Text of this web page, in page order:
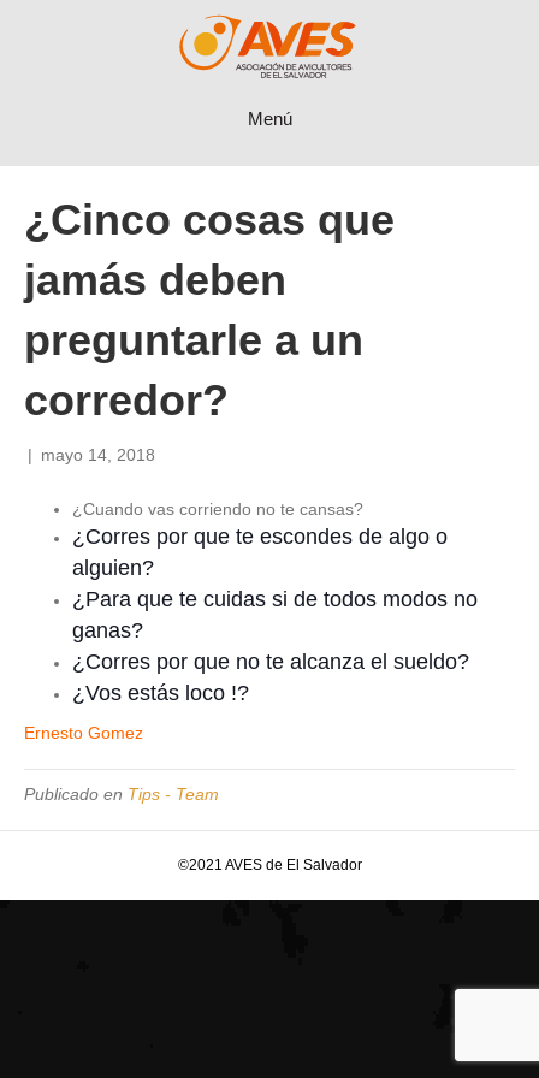
Menú
¿Cinco cosas que
jamás deben
preguntarle a un
corredor?
| mayo 14, 2018
¿Cuando vas corriendo no te cansas?
¿Corres por que te escondes de algo o
alguien?
¿Para que te cuidas si de todos modos no
ganas?
¿Corres por que no te alcanza el sueldo?
¿Vos estás loco !?
Ernesto Gomez
Publicado en Tips - Team
©2021 AVES de El Salvador